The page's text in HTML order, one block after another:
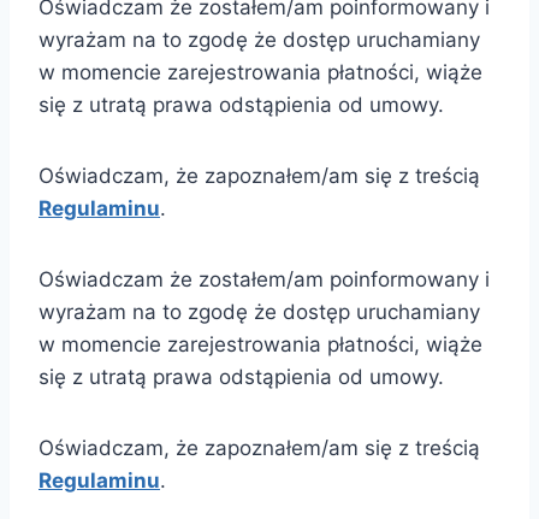
Oświadczam że zostałem/am poinformowany i
wyrażam na to zgodę że dostęp uruchamiany
w momencie zarejestrowania płatności, wiąże
się z utratą prawa odstąpienia od umowy.
Oświadczam, że zapoznałem/am się z treścią
Regulaminu.
Oświadczam że zostałem/am poinformowany i
wyrażam na to zgodę że dostęp uruchamiany
w momencie zarejestrowania płatności, wiąże
się z utratą prawa odstąpienia od umowy.
Oświadczam, że zapoznałem/am się z treścią
Regulaminu.